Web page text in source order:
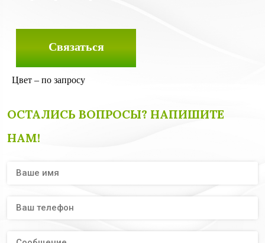
Связаться
Цвет – по запросу
ОСТАЛИСЬ ВОПРОСЫ? НАПИШИТЕ
НАМ!